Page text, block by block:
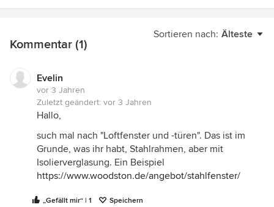
Sortieren nach: Älteste
Kommentar (1)
Evelin
vor 3 Jahren
Zuletzt geändert: vor 3 Jahren
Hallo,
such mal nach "Loftfenster und -türen". Das ist im
Grunde, was ihr habt, Stahlrahmen, aber mit
Isolierverglasung. Ein Beispiel
https://www.woodston.de/angebot/stahlfenster/
„Gefällt mir“ | 1 Speichern